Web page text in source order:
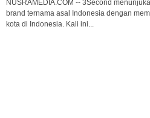
NUSRAMEDIA.COM -- 3Second
brand ternama asal Indonesia dengan
kota di Indonesia. Kali ini...